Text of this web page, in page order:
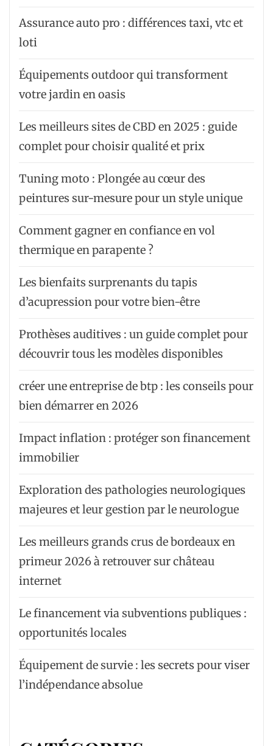
Assurance auto pro : différences taxi, vtc et
loti
Équipements outdoor qui transforment
votre jardin en oasis
Les meilleurs sites de CBD en 2025 : guide
complet pour choisir qualité et prix
Tuning moto : Plongée au cœur des
peintures sur-mesure pour un style unique
Comment gagner en confiance en vol
thermique en parapente ?
Les bienfaits surprenants du tapis
d’acupression pour votre bien-être
Prothèses auditives : un guide complet pour
découvrir tous les modèles disponibles
créer une entreprise de btp : les conseils pour
bien démarrer en 2026
Impact inflation : protéger son financement
immobilier
Exploration des pathologies neurologiques
majeures et leur gestion par le neurologue
Les meilleurs grands crus de bordeaux en
primeur 2026 à retrouver sur château
internet
Le financement via subventions publiques :
opportunités locales
Équipement de survie : les secrets pour viser
l’indépendance absolue